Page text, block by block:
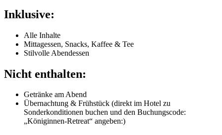
Inklusive:
Alle Inhalte
Mittagessen, Snacks, Kaffee & Tee
Stilvolle Abendessen
Nicht enthalten:
Getränke am Abend
Übernachtung & Frühstück (direkt im Hotel zu
Sonderkonditionen buchen und den Buchungscode:
„Königinnen-Retreat“ angeben:)